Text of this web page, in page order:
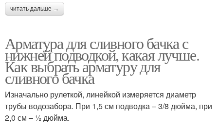
читать дальше →
Арматура для сливного бачка с
нижней подводкой, какая лучше.
Как выбрать арматуру для
сливного бачка
Изначально рулеткой, линейкой измеряется диаметр
трубы водозабора. При 1,5 см подводка – 3/8 дюйма, при
2,0 см – ½ дюйма.